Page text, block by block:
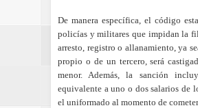
De manera específica, el código
policías y militares que impidan la
arresto, registro o allanamiento, ya
propio o de un tercero, será
menor. Además, la sanción
equivalente a uno o dos salarios de
el uniformado al momento de